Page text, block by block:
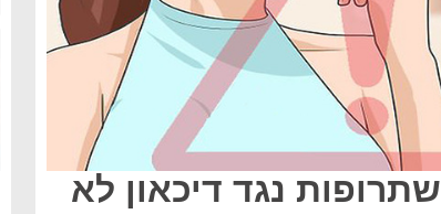
שתרופות נגד דיכאון לא